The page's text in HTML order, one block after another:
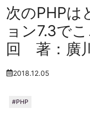
次のPHPは
ョン7.3で
回 著：廣
2018.12.05
PHP